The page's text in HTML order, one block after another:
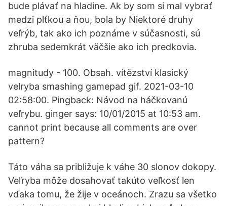
bude plávať na hladine. Ak by som si mal vybrať
medzi plťkou a ňou, bola by Niektoré druhy
veľrýb, tak ako ich poznáme v súčasnosti, sú
zhruba sedemkrát väčšie ako ich predkovia.
magnitudy - 100. Obsah. vítězství klasický
velryba smashing gamepad gif. 2021-03-10
02:58:00. Pingback: Návod na háčkovanú
veľrybu. ginger says: 10/01/2015 at 10:53 am.
cannot print because all comments are over
pattern?
Táto váha sa približuje k váhe 30 slonov dokopy.
Veľryba môže dosahovať takúto veľkosť len
vďaka tomu, že žije v oceánoch. Zrazu sa všetko